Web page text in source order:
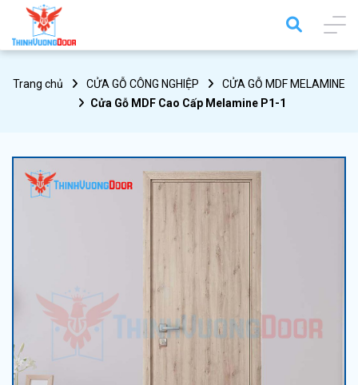
Trang chủ CỬA GỖ CÔNG NGHIỆP
CỬA GỖ MDF MELAMINE
Cửa Gỗ MDF Cao Cấp Melamine P1-1